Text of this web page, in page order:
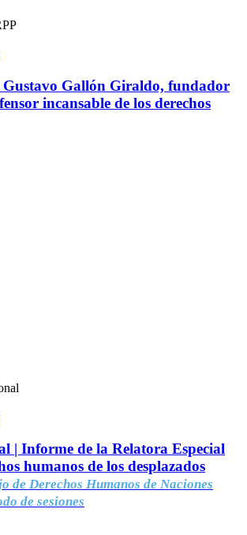
Gustavo Gallón Giraldo, fundador
incansable de los derechos
| Informe de la Relatora Especial
humanos de los desplazados
de Derechos Humanos de Naciones
de sesiones